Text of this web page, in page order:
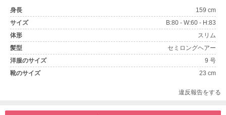
身長
159 cm
サイズ
B:80 - W:60 - H:83
体形
スリム
髪型
セミロングヘアー
洋服のサイズ
9 号
靴のサイズ
23 cm
違反報告をする